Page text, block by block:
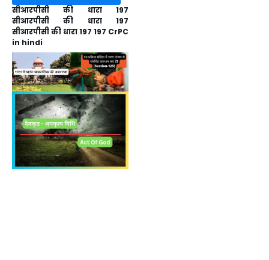
सीआरपीसी की धारा 197
सीआरपीसी की धारा 197
सीआरपीसी की धारा 197 197 CrPC
in hindi